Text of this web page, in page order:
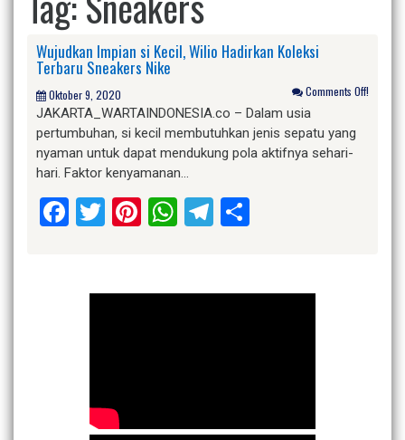
Wujudkan Impian si Kecil, Wilio Hadirkan Koleksi
Terbaru Sneakers Nike
Oktober 9, 2020 Comments Off!
JAKARTA_WARTAINDONESIA.co – Dalam usia
pertumbuhan, si kecil membutuhkan jenis sepatu yang
nyaman untuk dapat mendukung pola aktifnya sehari-
hari. Faktor kenyamanan…
Facebook
Twitter
Pinterest
WhatsApp
Telegram